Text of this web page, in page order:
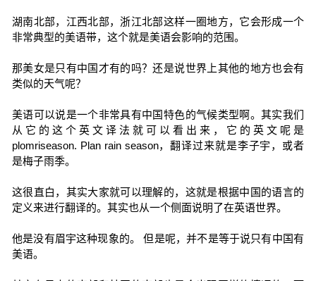
湖南北部，江西北部，浙江北部这样一圈地方，它会形成一个
非常典型的美语带，这个就是美语会影响的范围。
那美女是只有中国才有的吗？还是说世界上其他的地方也会有
类似的天气呢？
美语可以说是一个非常具有中国特色的气候类型啊。其实我们
从它的这个英文译法就可以看出来，它的英文呢是
plomriseason. Plan rain season，翻译过来就是李子宇，或者
是梅子雨季。
这很直白，其实大家就可以理解的，这就是根据中国的语言的
定义来进行翻译的。其实也从一个侧面说明了在英语世界。
他是没有眉宇这种现象的。 但是呢，并不是等于说只有中国有
美语。